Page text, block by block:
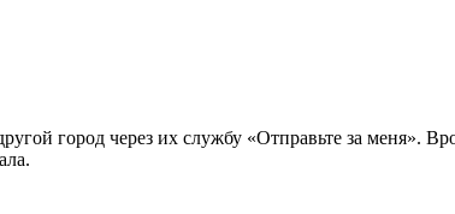
город через их службу «Отправьте за меня».